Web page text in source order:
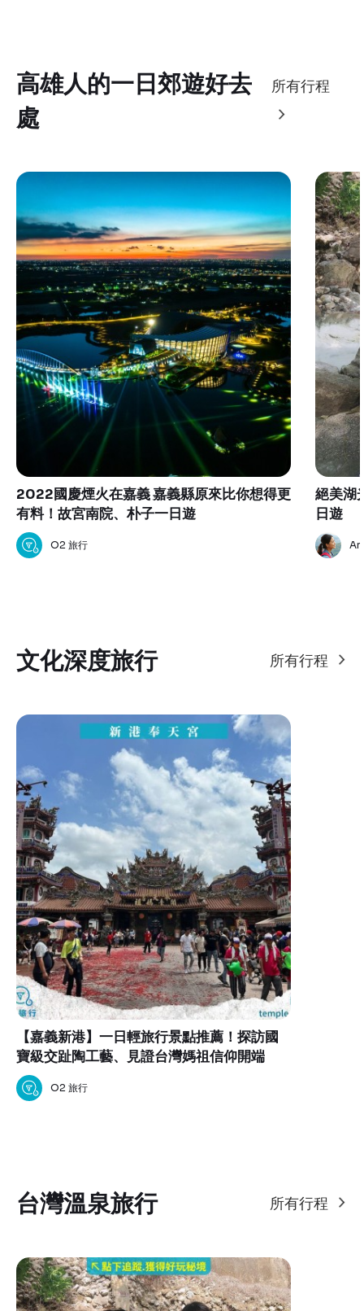
高雄人的一日郊遊好去
處
所有行程
2022國慶煙火在嘉義 嘉義縣原來比你想得更
有料！故宮南院、朴子一日遊
O2 旅行
絕美湖
日遊
文化深度旅行 所有行程
【嘉義新港】一日輕旅行景點推薦！探訪國
寶級交趾陶工藝、見證台灣媽祖信仰開端
O2 旅行
台灣溫泉旅行 所有行程